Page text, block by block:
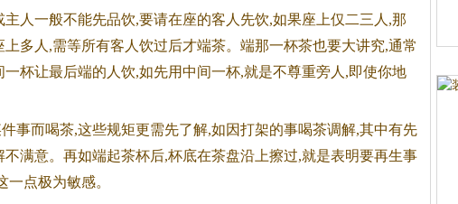
主人一般不能先品饮,要请在座的客人先饮,如果座上仅二三人,那
多人,需等所有客人饮过后才端茶。端那一杯茶也要大讲究,通常
杯让最后端的人饮,如先用中间一杯,就是不尊重旁人,即使你地
事而喝茶,这些规矩更需先了解,如因打架的事喝茶调解,其中有先
满意。再如端起茶杯后,杯底在茶盘沿上擦过,就是表明要再生事
点极为敏感。